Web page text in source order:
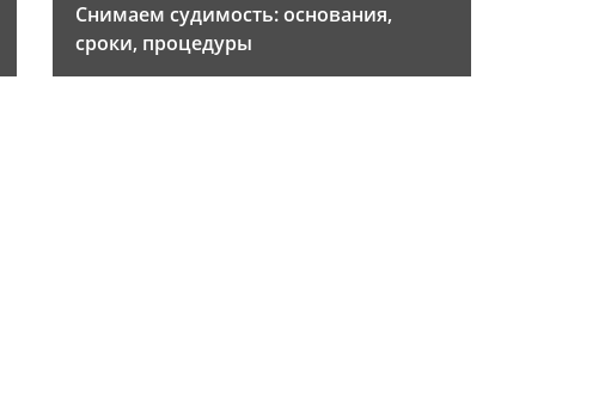
Снимаем судимость: основания,
сроки, процедуры